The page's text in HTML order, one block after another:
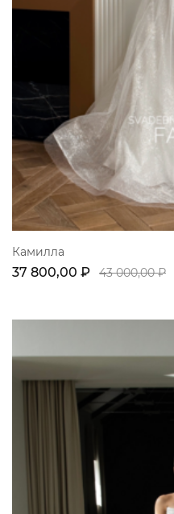
Камилла
37 800,00 ₽ 43 000,00 ₽